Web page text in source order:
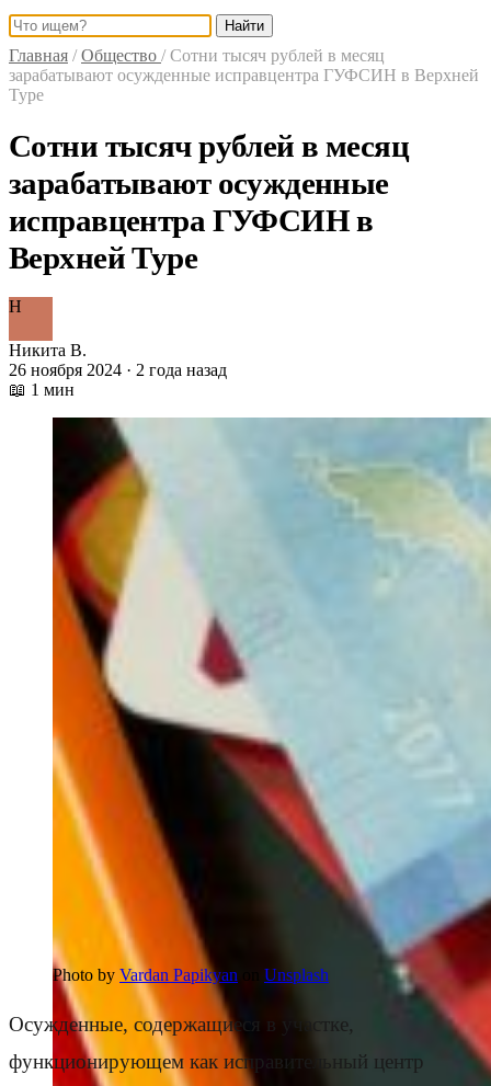
Найти
Главная / Общество / Сотни тысяч рублей в месяц
зарабатывают осужденные исправцентра ГУФСИН в Верхней
Туре
Сотни тысяч рублей в месяц
зарабатывают осужденные
исправцентра ГУФСИН в
Верхней Туре
Н
Никита В.
26 ноября 2024 · 2 года назад
📖 1 мин
Photo by Vardan Papikyan Unsplash
Осужденные, содержащиеся в участке,
функционирующем как исправительный центр